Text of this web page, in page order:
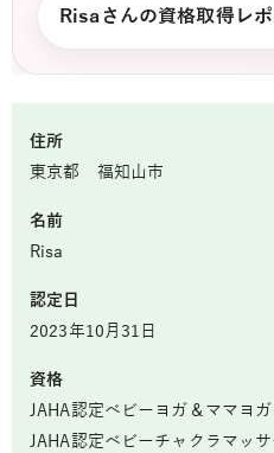
Risaさんの資格取得レ
住所
東京都 福知山市
名前
Risa
認定日
2023年10月31日
資格
JAHA認定ベビーヨガ＆ママヨ
JAHA認定ベビーチャクラマッ